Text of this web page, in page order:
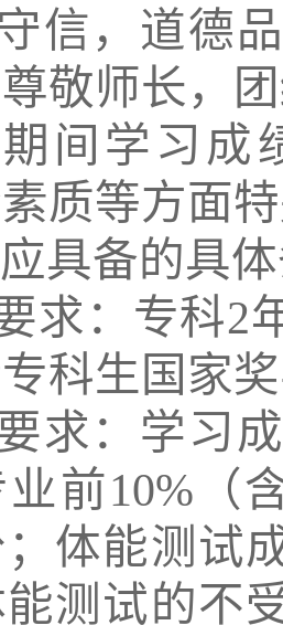
信，道德
敬师长，
间学习成
质等方面
应具备的具
求：专科2
科生国家
求：学习
前10% （
体能测试
测试的不